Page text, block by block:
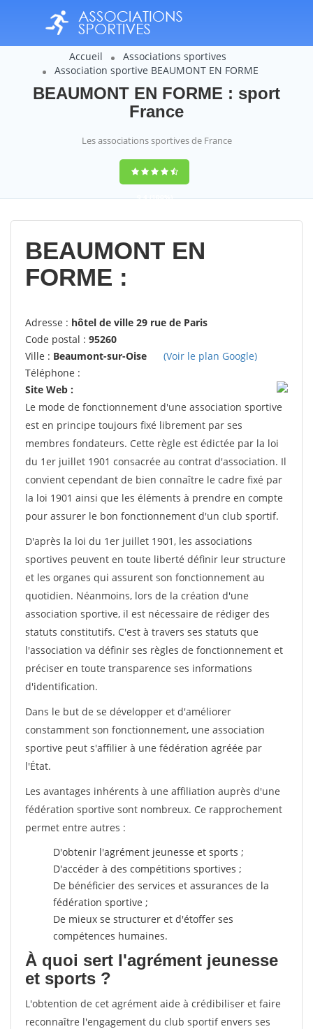
Accueil
Associations sportives
Association sportive BEAUMONT EN FORME
BEAUMONT EN FORME : sport
France
Les associations sportives de France
9,4(100%)
14358votes
BEAUMONT EN
FORME :
Adresse : hôtel de ville 29 rue de Paris
Code postal : 95260
Ville : Beaumont-sur-Oise
(Voir le plan Google)
Téléphone :
Site Web :
Le mode de fonctionnement d'une association sportive
est en principe toujours fixé librement par ses
membres fondateurs. Cette règle est édictée par la loi
du 1er juillet 1901 consacrée au contrat d'association. Il
convient cependant de bien connaître le cadre fixé par
la loi 1901 ainsi que les éléments à prendre en compte
pour assurer le bon fonctionnement d'un club sportif.
D'après la loi du 1er juillet 1901, les associations
sportives peuvent en toute liberté définir leur structure
et les organes qui assurent son fonctionnement au
quotidien. Néanmoins, lors de la création d'une
association sportive, il est nécessaire de rédiger des
statuts constitutifs. C'est à travers ses statuts que
l'association va définir ses règles de fonctionnement et
préciser en toute transparence ses informations
d'identification.
Dans le but de se développer et d'améliorer
constamment son fonctionnement, une association
sportive peut s'affilier à une fédération agréée par
l'État.
Les avantages inhérents à une affiliation auprès d'une
fédération sportive sont nombreux. Ce rapprochement
permet entre autres :
D'obtenir l'agrément jeunesse et sports ;
D'accéder à des compétitions sportives ;
De bénéficier des services et assurances de la
fédération sportive ;
De mieux se structurer et d'étoffer ses
compétences humaines.
À quoi sert l'agrément jeunesse
et sports ?
L'obtention de cet agrément aide à crédibiliser et faire
reconnaître l'engagement du club sportif envers ses